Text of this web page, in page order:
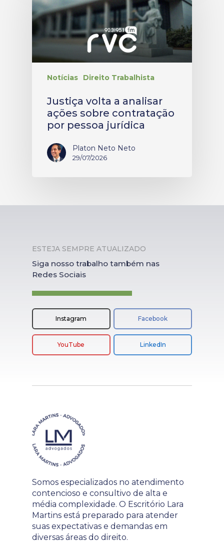
Notícias Direito Trabalhista
Justiça volta a analisar
ações sobre contratação
por pessoa jurídica
Platon Neto Neto
29/07/2026
ESTEJA SEMPRE ATUALIZADO
Siga nosso trabalho também nas
Redes Sociais
Instagram Facebook
YouTube LinkedIn
Somos especializados no atendimento
contencioso e consultivo de alta e
média complexidade. O Escritório Lara
Martins está preparado para atender
suas expectativas e demandas em
diversas áreas do direito.